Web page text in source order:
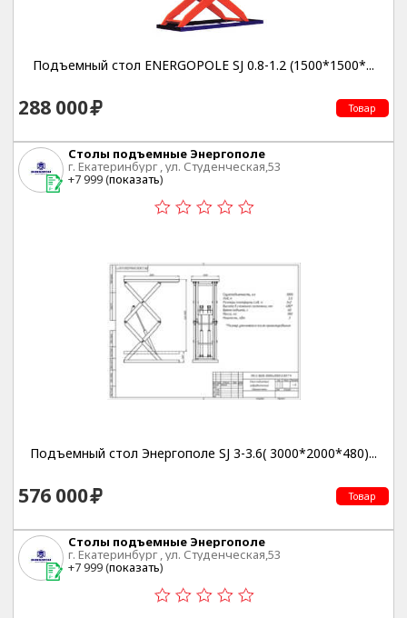
Подъемный стол ENERGOPOLE SJ 0.8-1.2 (1500*1500*...
288 000 Товар
Столы подъемные Энергополе
г. Екатеринбург , ул. Студенческая,53
+7 999 (показать)
Подъемный стол Энергополе SJ 3-3.6( 3000*2000*480)...
576 000 Товар
Столы подъемные Энергополе
г. Екатеринбург , ул. Студенческая,53
+7 999 (показать)